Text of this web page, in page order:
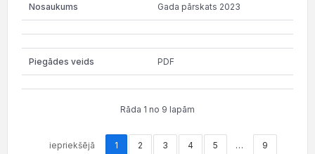
Gada pārskats 2023
PDF
Rāda 1 no 9 lapām
iepriekšējā 1 2 3 4 5 … 9